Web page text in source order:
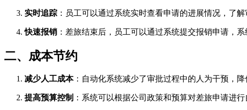
实时追踪 ：员工可以通过系统实时查看申请的进展情况，了
快速报销 ：差旅结束后，员工可以通过系统提交报销申请，
二、成本节约
减少人工成本：自动化系统减少了审批过程中的人为干预，降
提高预算控制 ：系统可以根据公司政策和预算对差旅申请进